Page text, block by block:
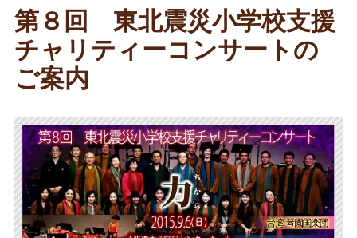
第８回 東北震災小学校支援
チャリティーコンサートの
ご案内